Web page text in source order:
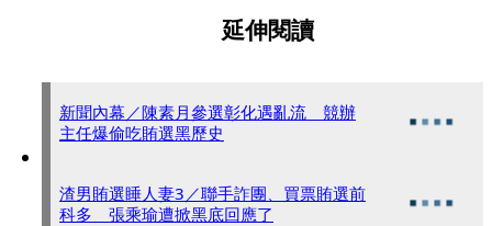
延伸閱讀
新聞內幕／陳素月參選彰化遇亂流 競辦
主任爆偷吃賄選黑歷史
渣男賄選睡人妻3／聯手詐團、買票賄選前
科多 張乘瑜遭掀黑底回應了